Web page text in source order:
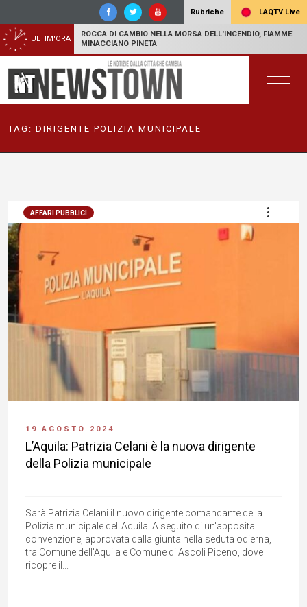
Rubriche LAQTV Live
ULTIM'ORA
ROCCA DI CAMBIO NELLA MORSA DELL'INCENDIO, FIAMME
MINACCIANO PINETA
TAG: DIRIGENTE POLIZIA MUNICIPALE
AFFARI PUBBLICI
19 AGOSTO 2024
L’Aquila: Patrizia Celani è la nuova dirigente
della Polizia municipale
Sarà Patrizia Celani il nuovo dirigente comandante della
Polizia municipale dell'Aquila. A seguito di un'apposita
convenzione, approvata dalla giunta nella seduta odierna,
tra Comune dell'Aquila e Comune di Ascoli Piceno, dove
ricopre il...